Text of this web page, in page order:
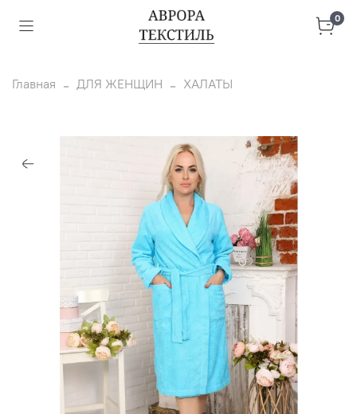
0
Главная ДЛЯ ЖЕНЩИН ХАЛАТЫ